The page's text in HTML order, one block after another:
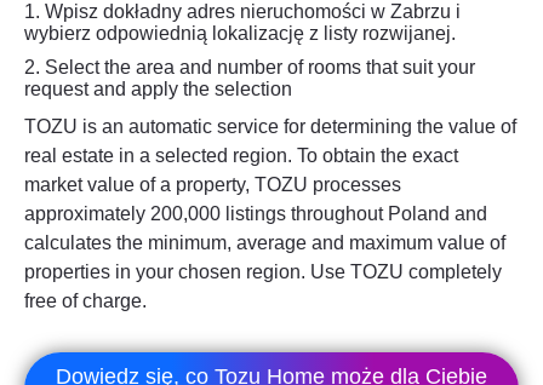
1. Wpisz dokładny adres nieruchomości w Zabrzu i
wybierz odpowiednią lokalizację z listy rozwijanej.
2. Select the area and number of rooms that suit your
request and apply the selection
TOZU is an automatic service for determining the value of
real estate in a selected region. To obtain the exact
market value of a property, TOZU processes
approximately 200,000 listings throughout Poland and
calculates the minimum, average and maximum value of
properties in your chosen region. Use TOZU completely
free of charge.
Dowiedz się, co Tozu Home może dla Ciebie